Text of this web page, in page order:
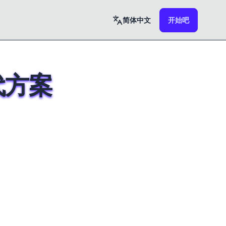
简体中文 开始吧
案